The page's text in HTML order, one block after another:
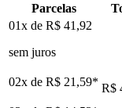
Parcelas
01x de R$ 41,92
sem juros
02x de R$ 21,59* R$